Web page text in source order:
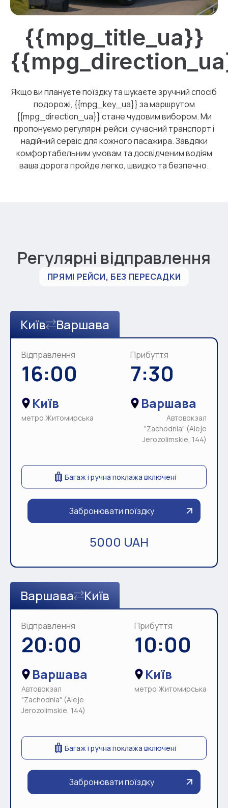
{{mpg_title_ua}}
Якщо ви плануєте поїздку та шукаєте зручний спосіб
подорожі, {{mpg_key_ua}} за маршрутом
{{mpg_direction_ua}} стане чудовим вибором. Ми
пропонуємо регулярні рейси, сучасний транспорт і
надійний сервіс для кожного пасажира. Завдяки
комфортабельним умовам та досвідченим водіям
ваша дорога пройде легко, швидко та безпечно.
Регулярні відправлення
ПРЯМІ РЕЙСИ, БЕЗ ПЕРЕСАДКИ
Київ Варшава
Відправлення
16:00
Київ
метро Житомирська
Прибуття
7:30
Варшава
Автовокзал
"Zachodnia" (Aleje
Jerozolimskie, 144)
Багаж і ручна поклажа включені
Забронювати поїздку
5000 UAH
Варшава Київ
Відправлення
20:00
Варшава
Автовокзал
"Zachodnia" (Aleje
Jerozolimskie, 144)
Прибуття
10:00
Київ
метро Житомирська
Багаж і ручна поклажа включені
Забронювати поїздку